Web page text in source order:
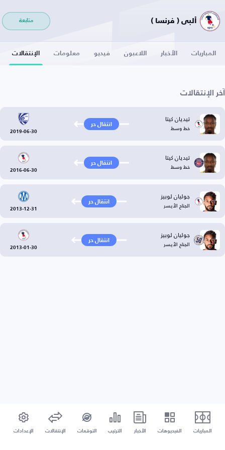
ألبي ( فرنسا ) متابعة
المباريات الأخبار اللاعبون فيديو معلومات الإنتقالات
آخر الإنتقالات
تيديان كيتا
خط وسط انتقال حر
2019-06-30
تيديان كيتا
خط وسط انتقال حر
2016-06-30
جوليان لوبيز
الجناح الأيسر انتقال حر
2013-12-31
جوليان لوبيز
الجناح الأيسر انتقال حر
2013-01-30
المباريات الفيديوهات الأخبار الترتيب التوقعات الإنتقالات الإعدادات